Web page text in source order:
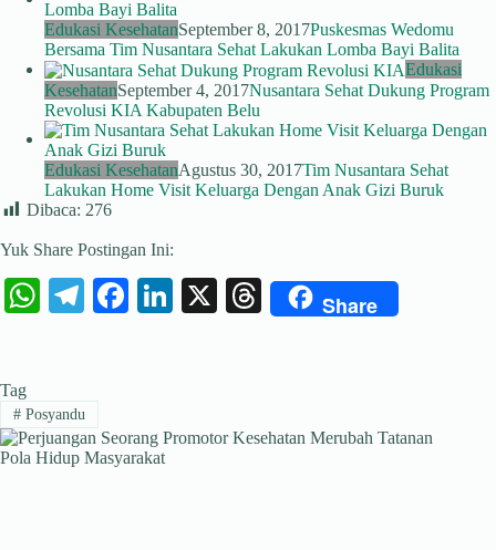
Edukasi KesehatanSeptember 8, 2017Puskesmas Wedomu
Bersama Tim Nusantara Sehat Lakukan Lomba Bayi Balita
Edukasi
KesehatanSeptember 4, 2017Nusantara Sehat Dukung Program
Revolusi KIA Kabupaten Belu
Edukasi KesehatanAgustus 30, 2017Tim Nusantara Sehat
Lakukan Home Visit Keluarga Dengan Anak Gizi Buruk
Dibaca: 276
Yuk Share Postingan Ini:
W
A
pp
Te
m
Fa
Li
X
T
Share
Tag
#Posyandu